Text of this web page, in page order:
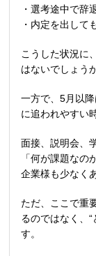
・選考途中で辞
・内定を出して
こうした状況に
はないでしょうか
一方で、5月以
に追われやすい
面接、説明会、
「何が課題な
企業様も少なく
ただ、ここで重
るのではなく、“
す。